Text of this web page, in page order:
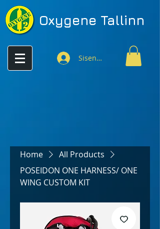
Oxygene Tallinn
Sisenen
Home
All Products
POSEIDON ONE HARNESS/ ONE
WING CUSTOM KIT